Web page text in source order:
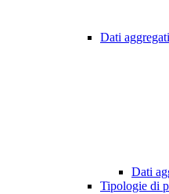
Dati
Dati
Tipologie di